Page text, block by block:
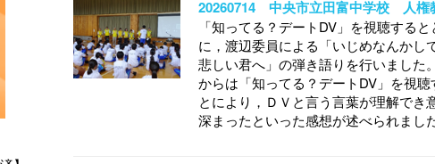
20260714 中央市立田富中学校 人権
「知ってる？デートDV」を視聴すると
に，渡辺委員による「いじめなんかし
悲しい君へ」の弾き語りを行いました
からは「知ってる？デートDV」を視聴
とにより，ＤＶと言う言葉が理解でき
深まったといった感想が述べられました